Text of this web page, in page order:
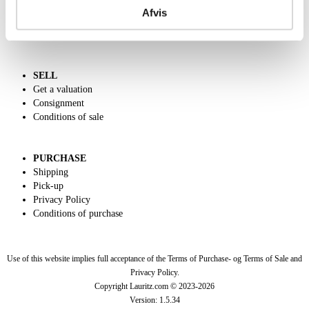
Afvis
SELL
Get a valuation
Consignment
Conditions of sale
PURCHASE
Shipping
Pick-up
Privacy Policy
Conditions of purchase
Use of this website implies full acceptance of the Terms of Purchase- og Terms of Sale and
Privacy Policy.
Copyright Lauritz.com © 2023-2026
Version: 1.5.34